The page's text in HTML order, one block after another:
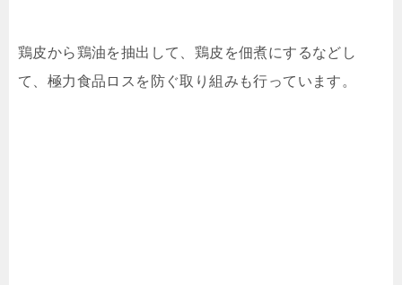
鶏皮から鶏油を抽出して、鶏皮を佃煮にするなどし
て、極力食品ロスを防ぐ取り組みも行っています。